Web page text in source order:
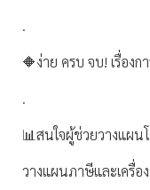
.
🔶ง่าย ครบ จบ! เรื่อง
.
📊สนใจผู้ช่วยวางแผนโ
วางแผนภาษีและเครื่อ